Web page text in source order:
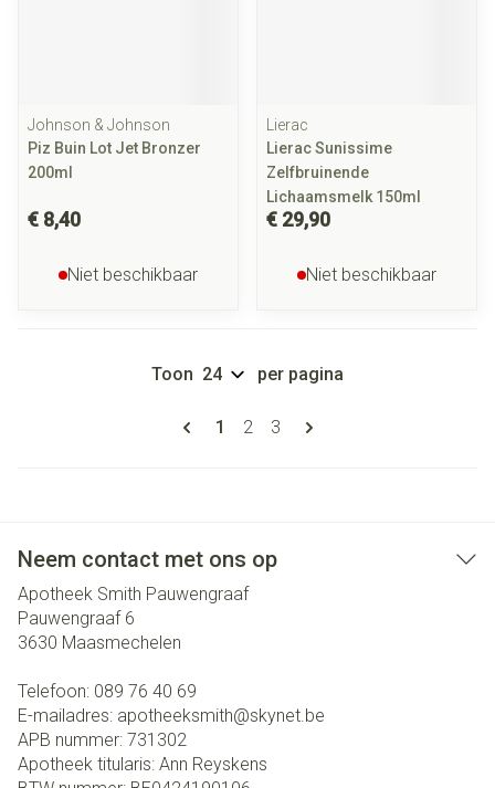
Johnson & Johnson
Piz Buin Lot Jet Bronzer
200ml
€ 8,40
Niet beschikbaar
Lierac
Lierac Sunissime
Zelfbruinende
Lichaamsmelk 150ml
€ 29,90
Niet beschikbaar
Pagina's
U lees momenteel pagina
1 Pagina
2 Pagina
3
Toon per pagina
Neem contact met ons op
Apotheek Smith Pauwengraaf
Pauwengraaf 6
3630 Maasmechelen
Telefoon: 089 76 40 69
E-mailadres: apotheeksmith@skynet.be
APB nummer: 731302
Apotheek titularis: Ann Reyskens